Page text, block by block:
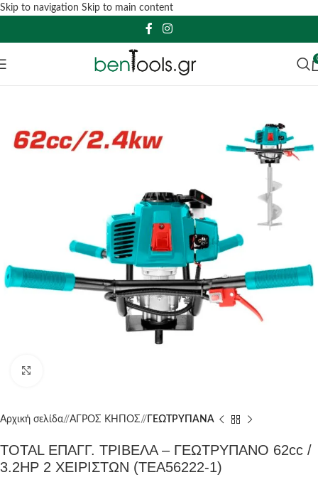
Skip to navigation Skip to main content
Αρχική σελίδα/ ΑΓΡΟΣ ΚΗΠΟΣ/ ΓΕΩΤΡΥΠΑΝΑ
TOTAL ΕΠΑΓΓ. ΤΡΙΒΕΛΑ – ΓΕΩΤΡΥΠΑΝΟ 62cc /
3.2HP 2 ΧΕΙΡΙΣΤΩΝ (TEA56222-1)